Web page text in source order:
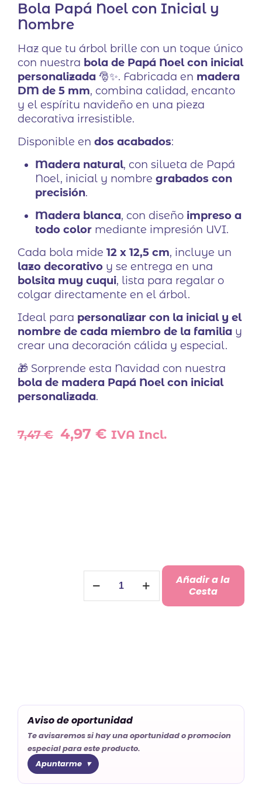
Bola Papá Noel con Inicial y
Nombre
Haz que tu árbol brille con un toque único
con nuestra bola de Papá Noel con inicial
personalizada 🎅✨. Fabricada en madera
DM de 5 mm, combina calidad, encanto
y el espíritu navideño en una pieza
decorativa irresistible.
Disponible en dos acabados:
Madera natural, con silueta de Papá
Noel, inicial y nombre grabados con
precisión.
Madera blanca, con diseño impreso a
todo color mediante impresión UVI.
Cada bola mide 12 x 12,5 cm, incluye un
lazo decorativo y se entrega en una
bolsita muy cuqui, lista para regalar o
colgar directamente en el árbol.
Ideal para personalizar con la inicial y el
nombre de cada miembro de la familia y
crear una decoración cálida y especial.
🎁 Sorprende esta Navidad con nuestra
bola de madera Papá Noel con inicial
personalizada.
7,47€ El
4,97 € El
IVA Incl.
Noel
Añadir a la
Cesta
Aviso de oportunidad
Te avisaremos si hay una oportunidad o promocion
especial para este producto.
Apuntarme